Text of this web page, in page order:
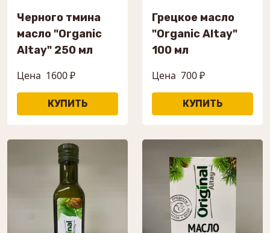
Черного тмина
масло "Organic
Altay" 250 мл
Цена 1600 ₽
Грецкое масло
"Organic Altay"
100 мл
Цена 700 ₽